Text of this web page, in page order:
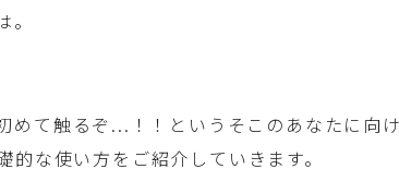
て触るぞ...！！というそこのあなたに向け
的な使い方をご紹介していきます。